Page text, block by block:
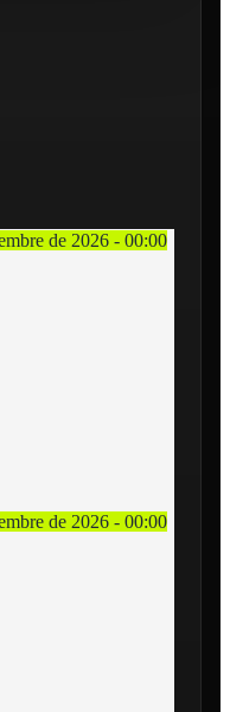
de 2026 - 00:00
de 2026 - 00:00